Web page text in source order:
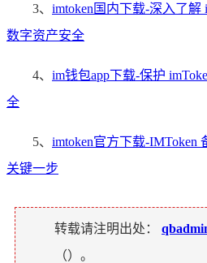
3、 imtoken国内下载-深入了解
数字资产安全
4、 im钱包app下载-保护
全
5、 imtoken官方下载-IMToken
关键一步
转载请注明出处：
（）。